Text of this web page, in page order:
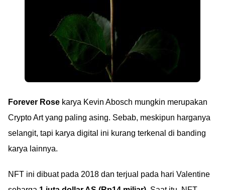
Forever Rose karya Kevin Abosch mungkin merupakan
Crypto Art yang paling asing. Sebab, meskipun harganya
selangit, tapi karya digital ini kurang terkenal di banding
karya lainnya.
NFT ini dibuat pada 2018 dan terjual pada hari Valentine